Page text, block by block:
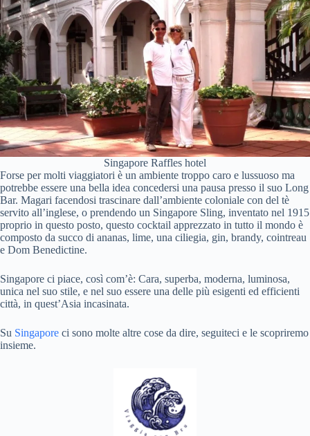
Singapore Raffles hotel
Forse per molti viaggiatori è un ambiente troppo caro e lussuoso ma
potrebbe essere una bella idea concedersi una pausa presso il suo Long
Bar. Magari facendosi trascinare dall’ambiente coloniale con del tè
servito all’inglese, o prendendo un Singapore Sling, inventato nel 1915
proprio in questo posto, questo cocktail apprezzato in tutto il mondo è
composto da succo di ananas, lime, una ciliegia, gin, brandy, cointreau
e Dom Benedictine.
Singapore ci piace, così com’è: Cara, superba, moderna, luminosa,
unica nel suo stile, e nel suo essere una delle più esigenti ed efficienti
città, in quest’Asia incasinata.
Su Singapore ci sono molte altre cose da dire, seguiteci e le scopriremo
insieme.